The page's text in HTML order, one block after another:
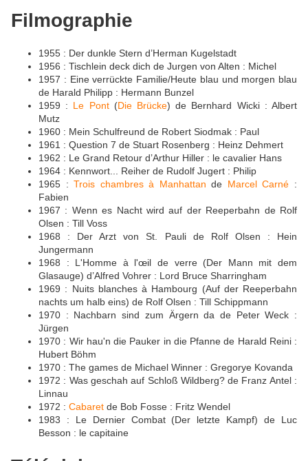
Filmographie
1955 : Der dunkle Stern d’Herman Kugelstadt
1956 : Tischlein deck dich de Jurgen von Alten : Michel
1957 : Eine verrückte Familie/Heute blau und morgen blau
de Harald Philipp : Hermann Bunzel
1959 : Le Pont(Die Brücke) de Bernhard Wicki : Albert
Mutz
1960 : Mein Schulfreund de Robert Siodmak : Paul
1961 : Question 7 de Stuart Rosenberg : Heinz Dehmert
1962 : Le Grand Retour d’Arthur Hiller : le cavalier Hans
1964 : Kennwort... Reiher de Rudolf Jugert : Philip
1965 :Trois chambres à Manhattan de Marcel Carné :
Fabien
1967 : Wenn es Nacht wird auf der Reeperbahn de Rolf
Olsen : Till Voss
1968 : Der Arzt von St. Pauli de Rolf Olsen : Hein
Jungermann
1968 : L'Homme à l'œil de verre (Der Mann mit dem
Glasauge) d’Alfred Vohrer : Lord Bruce Sharringham
1969 : Nuits blanches à Hambourg (Auf der Reeperbahn
nachts um halb eins) de Rolf Olsen : Till Schippmann
1970 : Nachbarn sind zum Ärgern da de Peter Weck :
Jürgen
1970 : Wir hau'n die Pauker in die Pfanne de Harald Reini :
Hubert Böhm
1970 : The games de Michael Winner : Gregorye Kovanda
1972 : Was geschah auf Schloß Wildberg? de Franz Antel :
Linnau
1972 : Cabaret de Bob Fosse : Fritz Wendel
1983 : Le Dernier Combat (Der letzte Kampf) de Luc
Besson : le capitaine